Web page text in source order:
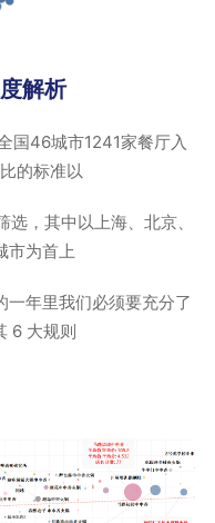
解析
国46城市1241家餐厅入
的标准以
，其中以上海、北京、
市为首上
年里我们必须要充分了
6 大规则